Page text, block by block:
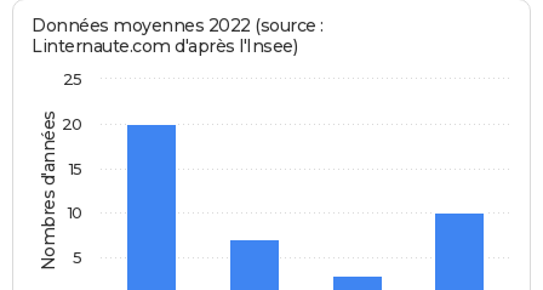
Nombres d'années
Données moyennes 2022 (source :
Linternaute.com d'après l'Insee)
5
10
15
20
25